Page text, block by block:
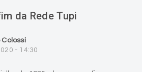
- 14:30
de 1980, chegava ao fim a
de televisão do Brasil, a Rede